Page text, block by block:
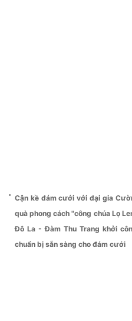
Cận kề đám cưới với đại gia
quà phong cách "công chúa Lọ
Đô La - Đàm Thu Trang khởi
chuẩn bị sẵn sàng cho đám cưới